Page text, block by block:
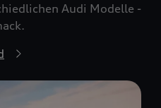
Audi Modelle -